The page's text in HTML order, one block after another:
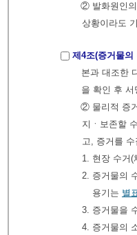
② 발화원인의
상황이라도
제4조(증거물의
본과 대조한
을 확인 후
② 물리적 증
지ㆍ보존할
고, 증거를
1. 현장 수거(
2. 증거물의
용기는 별
3. 증거물을
4. 증거물의